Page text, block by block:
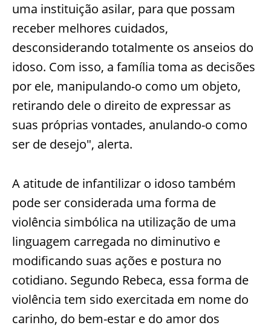
uma instituição asilar, para que possam
receber melhores cuidados,
desconsiderando totalmente os anseios do
idoso. Com isso, a família toma as decisões
por ele, manipulando-o como um objeto,
retirando dele o direito de expressar as
suas próprias vontades, anulando-o como
ser de desejo", alerta.
A atitude de infantilizar o idoso também
pode ser considerada uma forma de
violência simbólica na utilização de uma
linguagem carregada no diminutivo e
modificando suas ações e postura no
cotidiano. Segundo Rebeca, essa forma de
violência tem sido exercitada em nome do
carinho, do bem-estar e do amor dos